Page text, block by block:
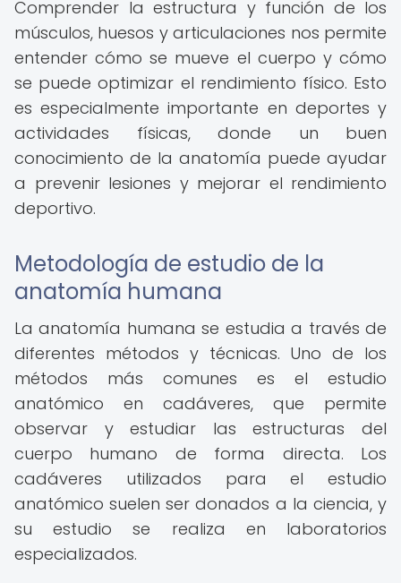
Comprender la estructura y función de los
músculos, huesos y articulaciones nos permite
entender cómo se mueve el cuerpo y cómo
se puede optimizar el rendimiento físico. Esto
es especialmente importante en deportes y
actividades físicas, donde un buen
conocimiento de la anatomía puede ayudar
a prevenir lesiones y mejorar el rendimiento
deportivo.
Metodología de estudio de la
anatomía humana
La anatomía humana se estudia a través de
diferentes métodos y técnicas. Uno de los
métodos más comunes es el estudio
anatómico en cadáveres, que permite
observar y estudiar las estructuras del
cuerpo humano de forma directa. Los
cadáveres utilizados para el estudio
anatómico suelen ser donados a la ciencia, y
su estudio se realiza en laboratorios
especializados.